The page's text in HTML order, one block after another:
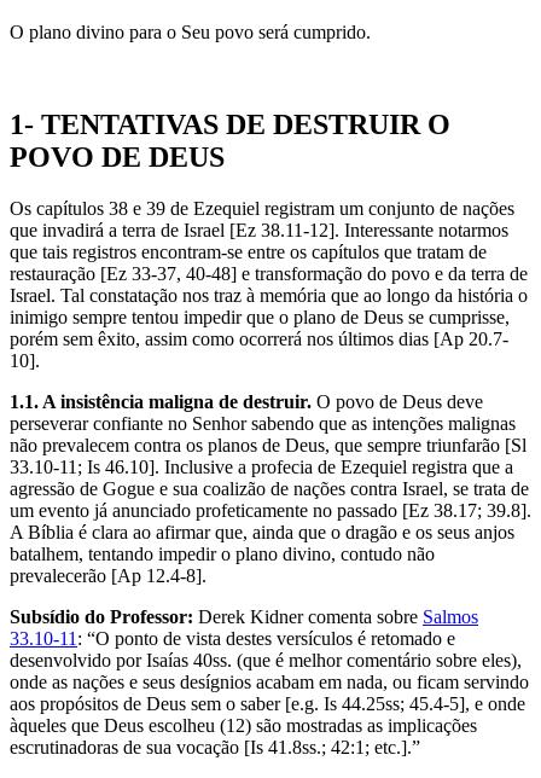
O plano divino para o Seu povo será cumprido.
1- TENTATIVAS DE DESTRUIR O
POVO DE DEUS
Os capítulos 38 e 39 de Ezequiel registram um conjunto de nações
que invadirá a terra de Israel [Ez 38.11-12]. Interessante notarmos
que tais registros encontram-se entre os capítulos que tratam de
restauração [Ez 33-37, 40-48] e transformação do povo e da terra de
Israel. Tal constatação nos traz à memória que ao longo da história o
inimigo sempre tentou impedir que o plano de Deus se cumprisse,
porém sem êxito, assim como ocorrerá nos últimos dias [Ap 20.7-
10].
1.1. A insistência maligna de destruir. O povo de Deus deve
perseverar confiante no Senhor sabendo que as intenções malignas
não prevalecem contra os planos de Deus, que sempre triunfarão [Sl
33.10-11; Is 46.10]. Inclusive a profecia de Ezequiel registra que a
agressão de Gogue e sua coalizão de nações contra Israel, se trata de
um evento já anunciado profeticamente no passado [Ez 38.17; 39.8].
A Bíblia é clara ao afirmar que, ainda que o dragão e os seus anjos
batalhem, tentando impedir o plano divino, contudo não
prevalecerão [Ap 12.4-8].
Subsídio do Professor: Derek Kidner comenta sobre Salmos
33.10-11 : “O ponto de vista destes versículos é retomado e
desenvolvido por Isaías 40ss. (que é melhor comentário sobre eles),
onde as nações e seus desígnios acabam em nada, ou ficam servindo
aos propósitos de Deus sem o saber [e.g. Is 44.25ss; 45.4-5], e onde
àqueles que Deus escolheu (12) são mostradas as implicações
escrutinadoras de sua vocação [Is 41.8ss.; 42:1; etc.].”